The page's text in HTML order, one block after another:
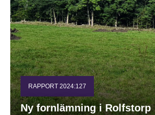
RAPPORT 2024:127
Ny fornlämning i Rolfstorp